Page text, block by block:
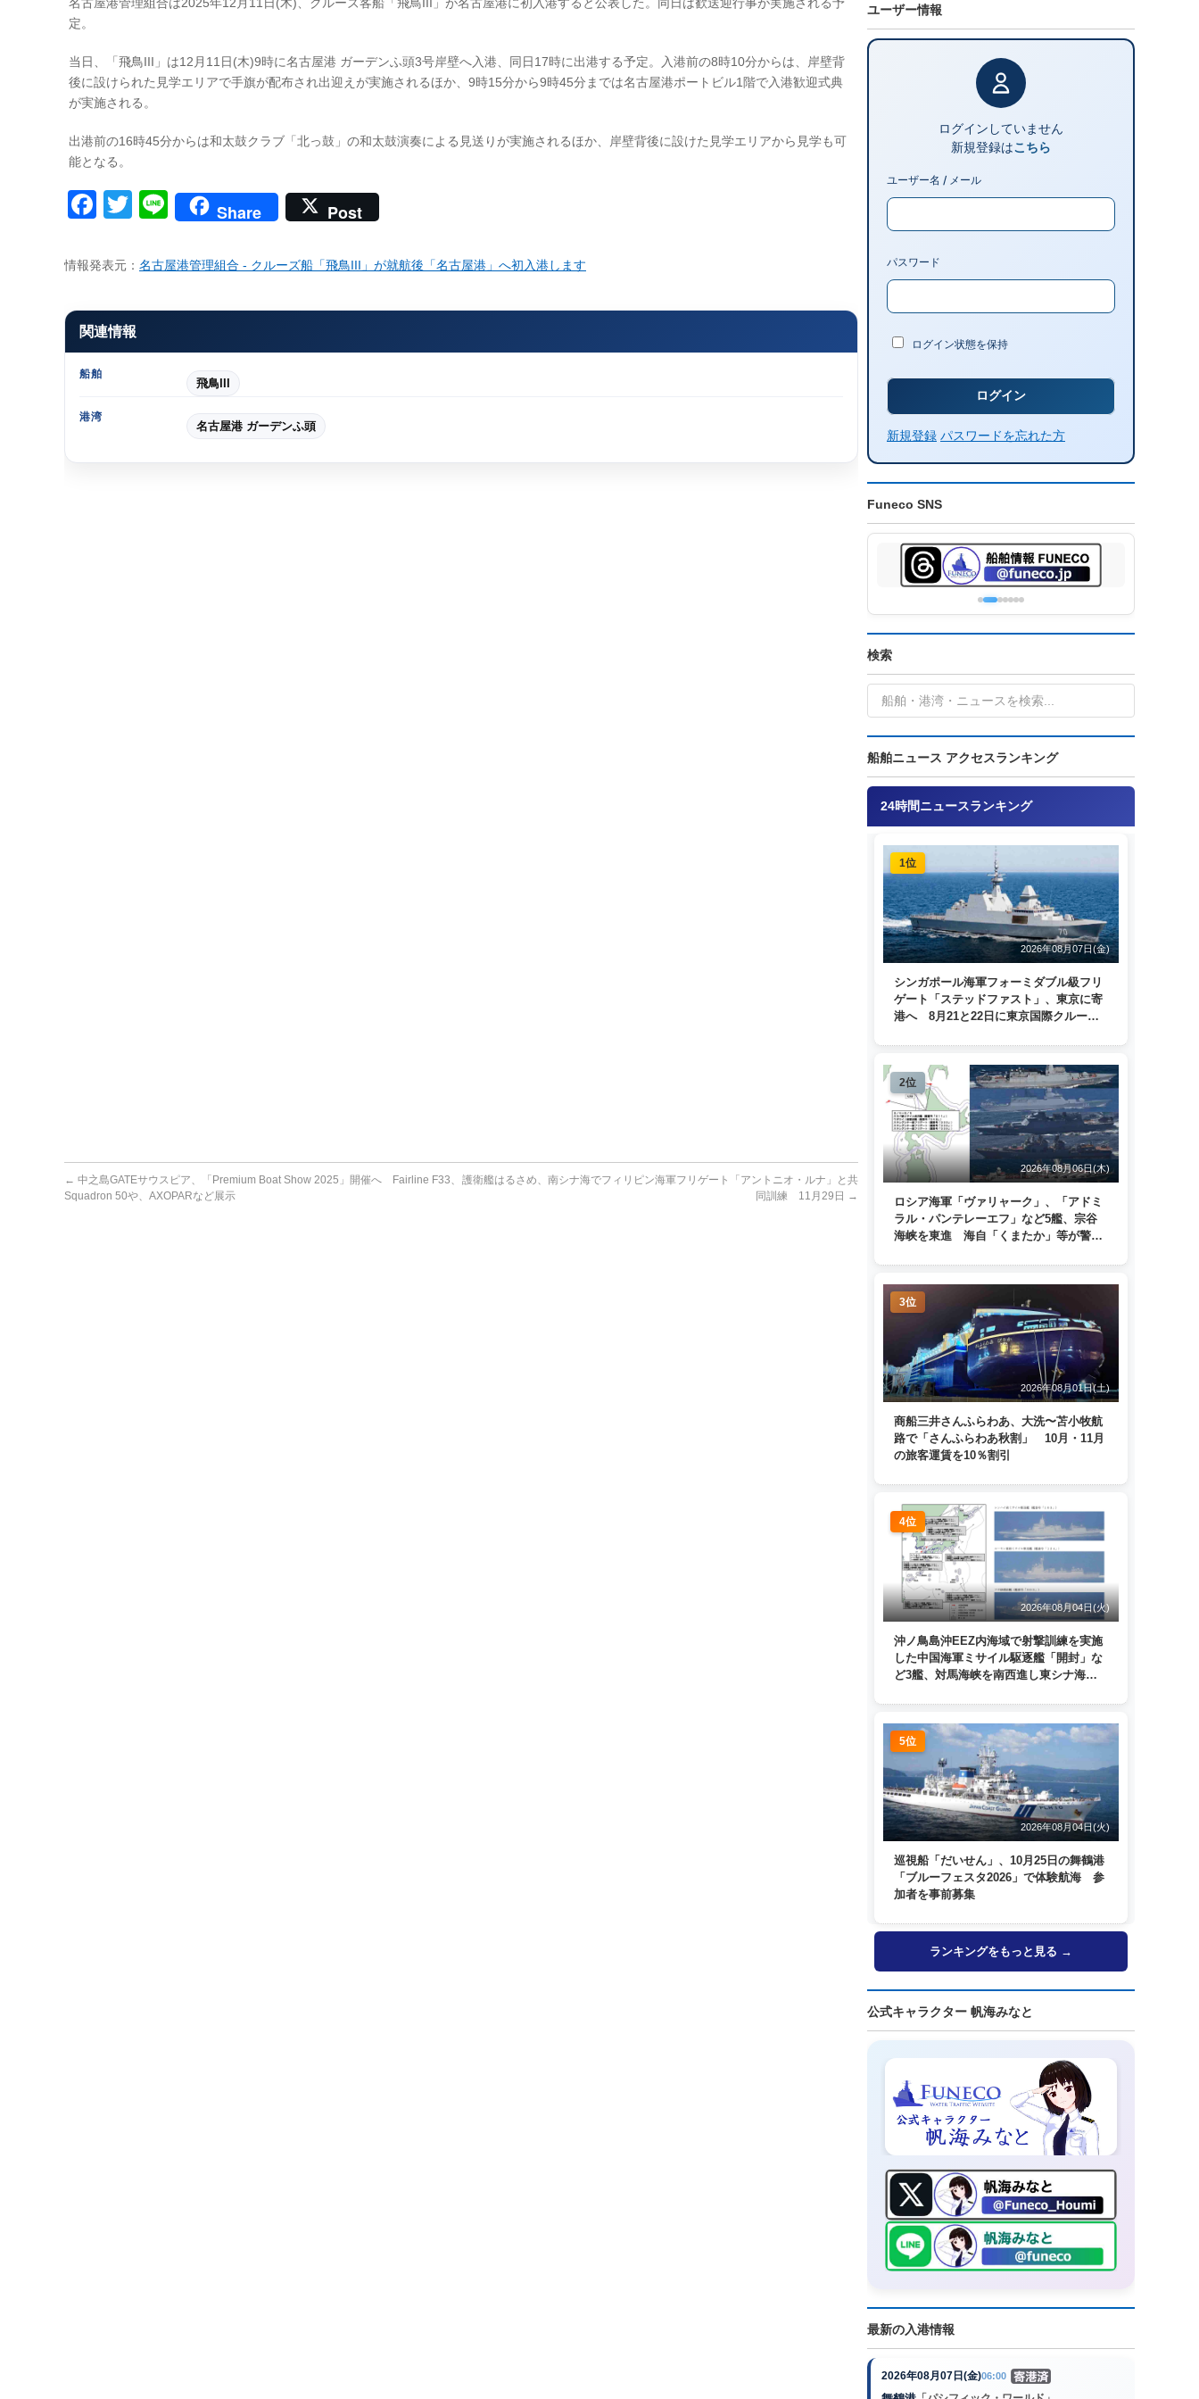
定。
当日、「飛鳥III」は12月11日(木)9時に名古屋港 ガーデンふ頭3号岸壁へ入港、同日17時に出港する予定。入港前の8時10分からは、岸壁背
後に設けられた見学エリアで手旗が配布され出迎えが実施されるほか、9時15分から9時45分までは名古屋港ポートビル1階で入港歓迎式典
が実施される。
出港前の16時45分からは和太鼓クラブ「北っ鼓」の和太鼓演奏による見送りが実施されるほか、岸壁背後に設けた見学エリアから見学も可
能となる。
Facebook
Twitter
LineShare Post
情報発表元： 名古屋港管理組合 - クルーズ船「飛鳥III」が就航後「名古屋港」へ初入港します
関連情報
船舶
飛鳥III
港湾
名古屋港 ガーデンふ頭
← 中之島GATEサウスピア、「Premium Boat Show 2025」開催へ Fairline F33、
Squadron 50や、AXOPARなど展示
護衛艦はるさめ、南シナ海でフィリピン海軍フリゲート「アントニオ・ルナ」と共
同訓練 11月29日 →
ユーザー情報
ログインしていません
新規登録はこちら
ユーザー名 / メール
パスワード
ログイン状態を保持
新規登録 パスワードを忘れた方
Funeco SNS
検索
船舶ニュース アクセスランキング
24時間ニュースランキング
1位
2026年08月07日(金)
シンガポール海軍フォーミダブル級フリ
ゲート「ステッドファスト」、東京に寄
港へ 8月21と22日に東京国際クルーズ
2位
2026年08月06日(木)
ロシア海軍「ヴァリャーク」、「アドミ
ラル・パンテレーエフ」など5艦、宗谷
海峡を東進 海自「くまたか」等が警戒
3位
2026年08月01日(土)
商船三井さんふらわあ、大洗〜苫小牧航
路で「さんふらわあ秋割」 10月・11月
の旅客運賃を10％割引
4位
2026年08月04日(火)
沖ノ鳥島沖EEZ内海域で射撃訓練を実施
した中国海軍ミサイル駆逐艦「開封」な
ど3艦、対馬海峡を南西進し東シナ海
5位
2026年08月04日(火)
巡視船「だいせん」、10月25日の舞鶴港
「ブルーフェスタ2026」で体験航海 参
加者を事前募集
ランキングをもっと見る →
公式キャラクター 帆海みなと
最新の入港情報
2026年08月07日(金)06:00